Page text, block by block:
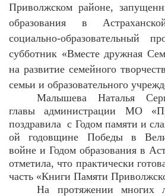
Приволжском районе,
образования в
социально-образовательный
субботник «Вместе дружная
на развитие семейного
семьи и образовательного
Малышева Наталья
главы администрации МО
поздравила с Годом памяти и
ой годовщине Победы в
войне и Годом образования в
отметила, что практически
часть «Книги Памяти
На протяжении многих